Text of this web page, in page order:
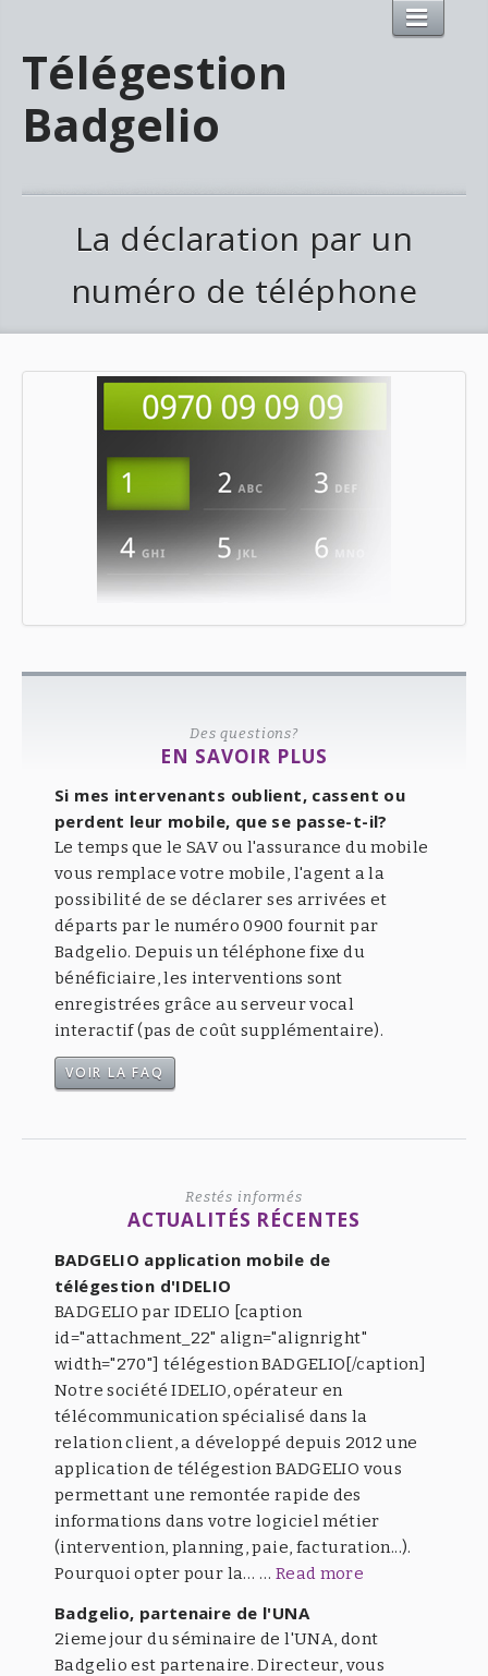
Télégestion
Badgelio
La déclaration par un
numéro de téléphone
Des questions?
EN SAVOIR PLUS
Si mes intervenants oublient, cassent ou
perdent leur mobile, que se passe-t-il?
Le temps que le SAV ou l'assurance du mobile
vous remplace votre mobile, l'agent a la
possibilité de se déclarer ses arrivées et
départs par le numéro 0900 fournit par
Badgelio. Depuis un téléphone fixe du
bénéficiaire, les interventions sont
enregistrées grâce au serveur vocal
interactif (pas de coût supplémentaire).
VOIR LA FAQ
Restés informés
ACTUALITÉS RÉCENTES
BADGELIO application mobile de
télégestion d'IDELIO
BADGELIO par IDELIO [caption
id="attachment_22" align="alignright"
width="270"] télégestion BADGELIO[/caption]
Notre société IDELIO, opérateur en
télécommunication spécialisé dans la
relation client, a développé depuis 2012 une
application de télégestion BADGELIO vous
permettant une remontée rapide des
informations dans votre logiciel métier
(intervention, planning, paie, facturation...).
Pourquoi opter pour la… … Read more
Badgelio, partenaire de l'UNA
2ieme jour du séminaire de l'UNA, dont
Badgelio est partenaire. Directeur, vous